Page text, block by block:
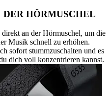
HÖRMUSCHEL
an der Hörmuschel, um die
Musik schnell zu erhöhen.
sofort stummzuschalten und es
dich voll konzentrieren kannst.